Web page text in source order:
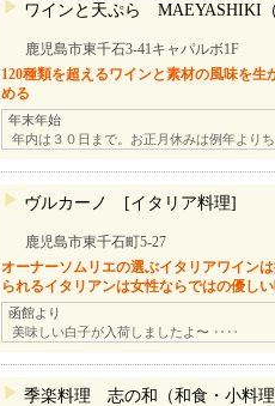
ワインと天ぷら MAEYASHIKI
鹿児島市東千石3-41キャパルボ1F
120種類を超えるワインと素材の風味を
める
年末年始
年内は３０日まで。お正月休みは例年より
ヴルカーノ [イタリア料理]
鹿児島市東千石町5-27
オーナーソムリエの選ぶイタリアワイン
られるイタリアンは女性ならではの優し
函館より
美味しい白子が入荷しましたよ〜 ‥‥
季楽料理 志の和（和食・小料